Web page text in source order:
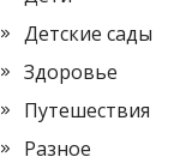
Детские сады
Здоровье
Путешествия
Разное